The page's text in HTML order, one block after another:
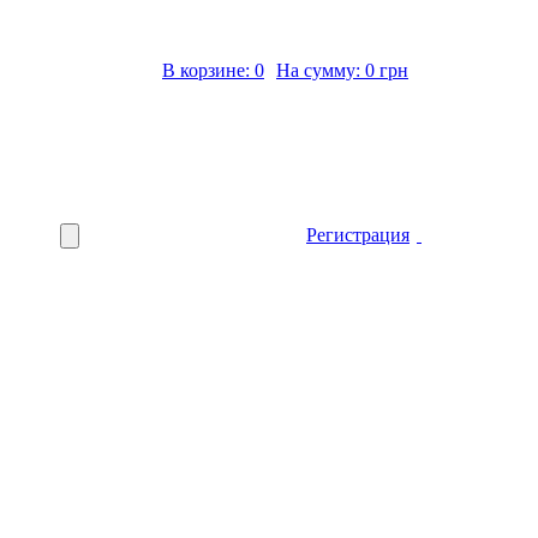
В корзине: 0 На сумму: 0 грн
Регистрация